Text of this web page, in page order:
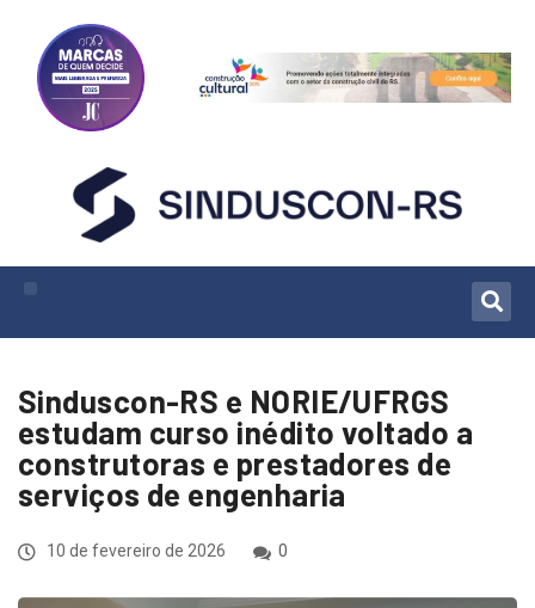
Sinduscon-RS e NORIE/UFRGS
estudam curso inédito voltado a
construtoras e prestadores de
serviços de engenharia
10 de fevereiro de 2026 0